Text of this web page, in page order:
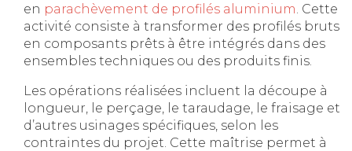
en parachèvement de profilés aluminium . Cette
activité consiste à transformer des profilés bruts
en composants prêts à être intégrés dans des
ensembles techniques ou des produits finis.
Les opérations réalisées incluent la découpe à
longueur, le perçage, le taraudage, le fraisage et
d’autres usinages spécifiques, selon les
contraintes du projet. Cette maîtrise permet à